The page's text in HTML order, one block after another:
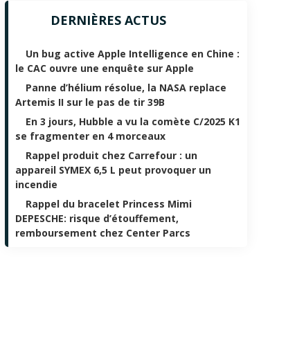
DERNIÈRES ACTUS
Un bug active Apple Intelligence en Chine :
le CAC ouvre une enquête sur Apple
Panne d’hélium résolue, la NASA replace
Artemis II sur le pas de tir 39B
En 3 jours, Hubble a vu la comète C/2025 K1
se fragmenter en 4 morceaux
Rappel produit chez Carrefour : un
appareil SYMEX 6,5 L peut provoquer un
incendie
Rappel du bracelet Princess Mimi
DEPESCHE: risque d’étouffement,
remboursement chez Center Parcs